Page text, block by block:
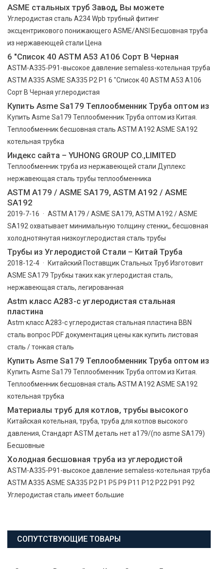
ASME стальных труб Завод, Вы можете
Углеродистая сталь A234 Wpb трубный фитинг
эксцентрикового понижающего ASME/ANSI Бесшовная труба
из нержавеющей стали Цена
6 "Список 40 ASTM A53 A106 Сорт B Черная
ASTM-A335-P91-высокое давление semaless-котельная труба
ASTM A335 ASME SA335 P2 P1 6 "Список 40 ASTM A53 A106
Сорт B Черная углеродистая
Купить Asme Sa179 Теплообменник Труба оптом из
Купить Asme Sa179 Теплообменник Труба оптом из Китая.
Теплообменник бесшовная сталь ASTM A192 ASME SA192
котельная трубка
Индекс сайта – YUHONG GROUP CO.,LIMITED
Теплообменник труба из нержавеющей стали Дуплекс
нержавеющая сталь трубы теплообменника
ASTM A179 / ASME SA179, ASTM A192 / ASME
SA192
2019-7-16 · ASTM A179 / ASME SA179, ASTM A192 / ASME
SA192 охватывает минимальную толщину стенки,, бесшовная
холоднотянутая низкоуглеродистая сталь трубы
Трубы из Углеродистой Стали – Китай Труба
2018-12-4 · Китайский Поставщик Стальных Труб Изготовит
ASME SA179 Трубкы таких как углеродистая сталь,
нержавеющая сталь, легированная
Astm класс A283-c углеродистая стальная
пластина
Astm класс A283-c углеродистая стальная пластина BBN
сталь вопрос PDF документация цены как купить листовая
сталь / тонкая сталь
Купить Asme Sa179 Теплообменник Труба оптом из
Купить Asme Sa179 Теплообменник Труба оптом из Китая.
Теплообменник бесшовная сталь ASTM A192 ASME SA192
котельная трубка
Материалы труб для котлов, трубы высокого
Китайская котельная, труба, труба для котлов высокого
давления, Стандарт ASTM деталь нет a179/(по asme SA179)
Бесшовные
Холодная бесшовная труба из углеродистой
ASTM-A335-P91-высокое давление semaless-котельная труба
ASTM A335 ASME SA335 P2 P1 P5 P9 P11 P12 P22 P91 P92
Углеродистая сталь имеет большие
СОПУТСТВУЮЩИЕ ТОВАРЫ